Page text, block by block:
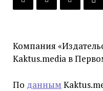
Компания
Kaktus.media в
По данным